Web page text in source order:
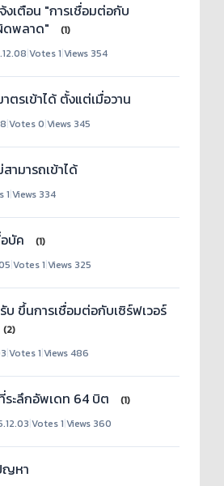
งเตือน "การเชื่อมต่อกับ
ดพลาด"
(1)
|Votes 1|Views 354
ตรเข้าได้ ตั้งแต่เมื่อวาน
|Votes 0|Views 345
ามารถเข้าได้
1|Views 334
บัค
(1)
|Votes 1|Views 325
บ ขึ้นการเชื่อมต่อกับเซิร์ฟเวอร์
(2)
|Votes 1|Views 486
ระลึกอัพเดท 64 บิต
(1)
|Votes 1|Views 360
ญหา